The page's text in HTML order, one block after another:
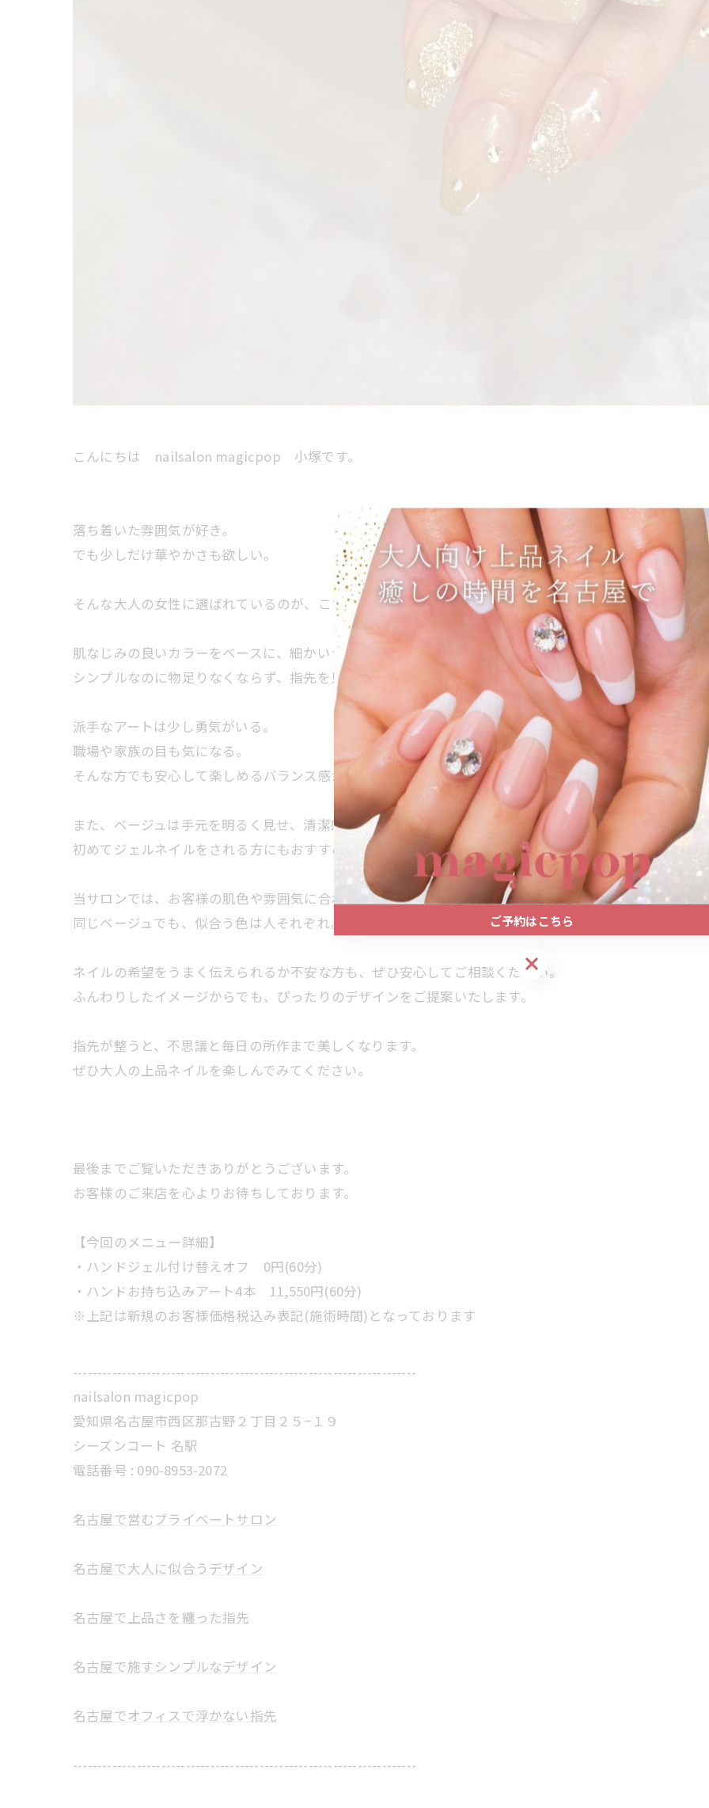
こんにちは nailsalon magicpop 小塚です。
落ち着いた雰囲気が好き。
でも少しだけ華やかさも欲しい。
そんな大人の女性に選ばれているのが、こちらのベージュデザインです。
肌なじみの良いカラーをベースに、細かいラメとビジューで上品な輝きをプラス。
シンプルなのに物足りなくならず、指先を見るたびに気分が上がる仕上がりになります。
派手なアートは少し勇気がいる。
職場や家族の目も気になる。
そんな方でも安心して楽しめるバランス感が人気の理由です。
また、ベージュは手元を明るく見せ、清潔感やきちんと感も演出してくれます。
初めてジェルネイルをされる方にもおすすめのカラーです。
当サロンでは、お客様の肌色や雰囲気に合わせてベージュの濃さやラメの出し方を細かく調整していま
同じベージュでも、似合う色は人それぞれ。
ネイルの希望をうまく伝えられるか不安な方も、ぜひ安心してご相談ください。
ふんわりしたイメージからでも、ぴったりのデザインをご提案いたします。
指先が整うと、不思議と毎日の所作まで美しくなります。
ぜひ大人の上品ネイルを楽しんでみてください。
最後までご覧いただきありがとうございます。
お客様のご来店を心よりお待ちしております。
【今回のメニュー詳細】
・ハンドジェル付け替えオフ 0円(60分)
・ハンドお持ち込みアート4本 11,550円(60分)
※上記は新規のお客様価格税込み表記(施術時間)となっております
----------------------------------------------------------------------
nailsalon magicpop
愛知県名古屋市西区那古野２丁目２５−１９
シーズンコート 名駅
電話番号 : 090-8953-2072
名古屋で営むプライベートサロン
名古屋で大人に似合うデザイン
名古屋で上品さを纏った指先
名古屋で施すシンプルなデザイン
名古屋でオフィスで浮かない指先
----------------------------------------------------------------------
ご予約はこちら
ご予約はこちら